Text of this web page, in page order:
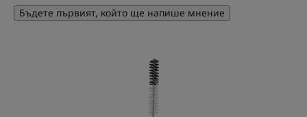
Бъдете първият, който ще напише мнение